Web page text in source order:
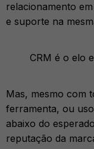
relacionamento
e suporte na
CRM é o elo
Mas, mesmo com
ferramenta, ou
abaixo do
reputação da